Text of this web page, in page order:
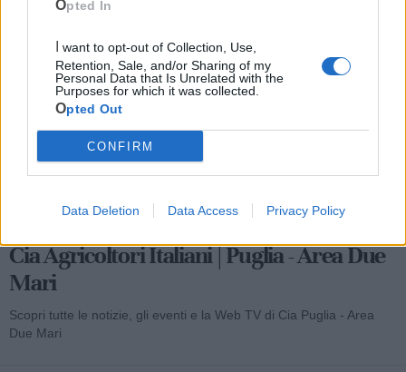
Opted In
Retention, Sale, and/or Sharing of my
Personal Data that Is Unrelated with the
Purposes for which it was collected.
Opted Out
CONFIRM
Data Deletion Data Access Privacy Policy
Mondo CIA
Cia Agricoltori Italiani | Puglia - Area Due
Mari
Scopri tutte le notizie, gli eventi e la Web TV di Cia Puglia - Area
Due Mari